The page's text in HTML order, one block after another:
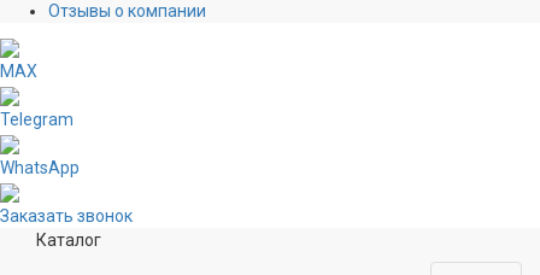
Отзывы о компании
MAX
Telegram
WhatsApp
Заказать звонок
Каталог